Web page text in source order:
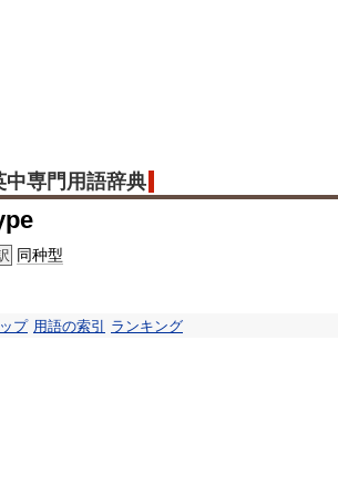
中専門用語辞典
同种型
プ 用語の索引 ランキング